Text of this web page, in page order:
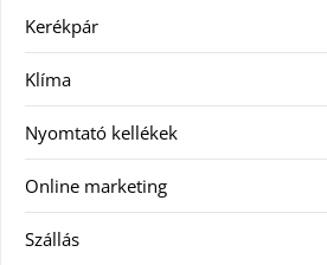
Kerékpár
Klíma
Nyomtató kellékek
Online marketing
Szállás